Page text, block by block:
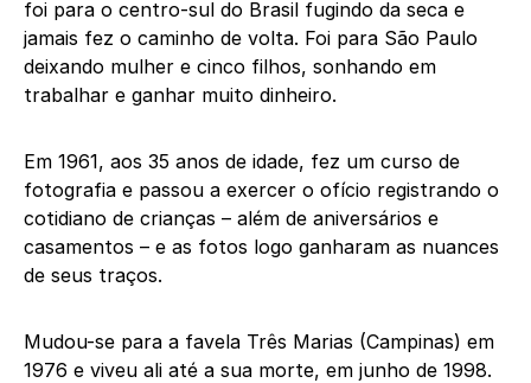
foi para o centro-sul do Brasil fugindo da seca e
jamais fez o caminho de volta. Foi para São Paulo
deixando mulher e cinco filhos, sonhando em
trabalhar e ganhar muito dinheiro.
Em 1961, aos 35 anos de idade, fez um curso de
fotografia e passou a exercer o ofício registrando o
cotidiano de crianças – além de aniversários e
casamentos – e as fotos logo ganharam as nuances
de seus traços.
Mudou-se para a favela Três Marias (Campinas) em
1976 e viveu ali até a sua morte, em junho de 1998.